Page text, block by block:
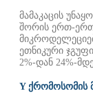
მამაკაცის
შორის ერთ-
ეთნიკური
2%-დან 24%-
Y ქრომოსომის